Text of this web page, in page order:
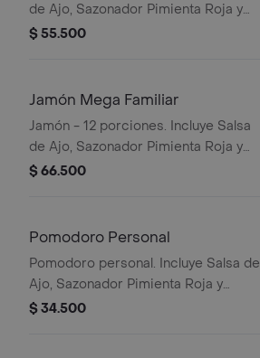
de Ajo, Sazonador Pimienta Roja y
Pepperoncini.
$ 55.500
Jamón Mega Familiar
Jamón - 12 porciones. Incluye Salsa
de Ajo, Sazonador Pimienta Roja y
Pepperoncini.
$ 66.500
Pomodoro Personal
Pomodoro personal. Incluye Salsa de
Ajo, Sazonador Pimienta Roja y
Pepperoncini.
$ 34.500